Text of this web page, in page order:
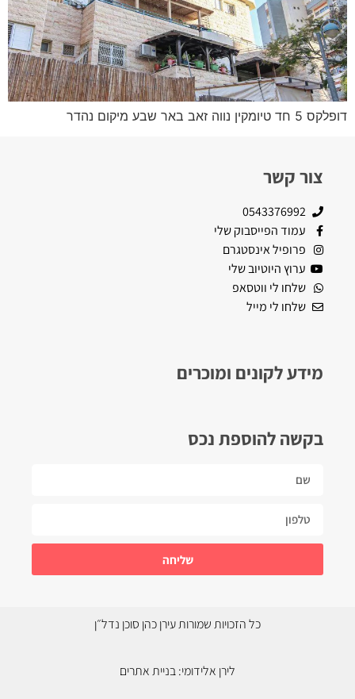
דופלקס 5 חד טיומקין נווה זאב באר שבע מיקום נהדר
צור קשר
0543376992
עמוד הפייסבוק שלי
פרופיל אינסטגרם
ערוץ היוטיוב שלי
שלחו לי ווטסאפ
שלחו לי מייל
מידע לקונים ומוכרים
בקשה להוספת נכס
שליחה
כל הזכויות שמורות עירן כהן סוכן נדל״ן
לירן אלידומי:בניית אתרים